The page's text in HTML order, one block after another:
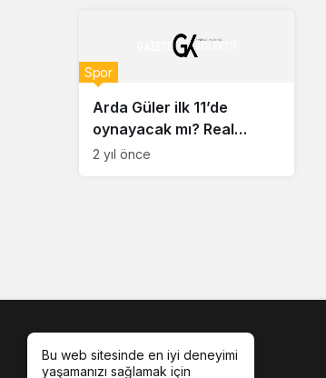
Arda Güler ilk 11’de
oynayacak mı? Real
Madrid-Barcelona Süper
Spor
2 yıl önce
Bu web sitesinde en iyi deneyimi
yaşamanızı sağlamak için